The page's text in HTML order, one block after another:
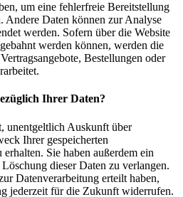
um eine fehlerfreie Bereitstellung
Andere Daten können zur Analyse
werden. Sofern über die Website
werden können, werden die
Bestellungen oder
Ihrer Daten?
unentgeltlich Auskunft über
Ihrer gespeicherten
Sie haben außerdem ein
dieser Daten zu verlangen.
Datenverarbeitung erteilt haben,
jederzeit für die Zukunft widerrufen.